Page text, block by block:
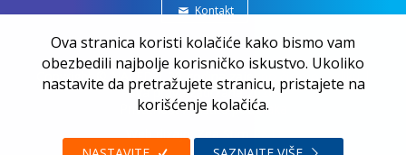
Kontakt
Copyright © NALED| 20 godina zajedno činimo razliku |
Sva prava zadržana 2026.
Privatnost i zaštita podataka
Web dizajn:Zea Stim R&D
Ova stranica koristi kolačiće kako bismo vam
obezbedili najbolje korisničko iskustvo. Ukoliko
nastavite da pretražujete stranicu, pristajete na
korišćenje kolačića.